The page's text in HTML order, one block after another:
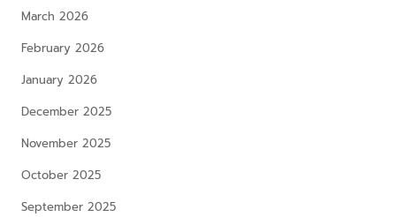
March 2026
February 2026
January 2026
December 2025
November 2025
October 2025
September 2025